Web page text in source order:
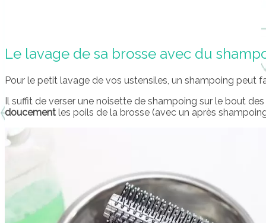
Le lavage de sa brosse avec du
Pour le petit lavage de vos ustensiles, un shampoing peut
Il suffit de verser une noisette de shampoing sur le bout
doucement les poils de la brosse (avec un après